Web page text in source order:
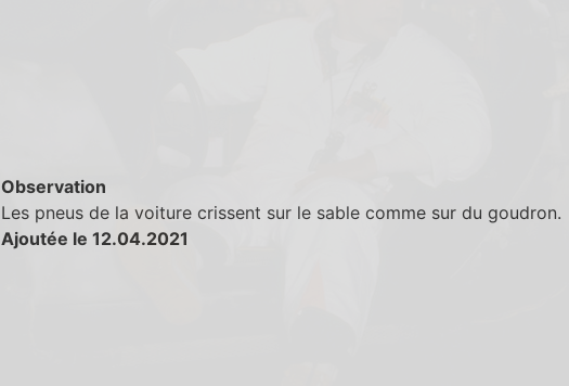
Observation
Les pneus de la voiture crissent sur le sable comme sur du goudron.
Ajoutée le 12.04.2021